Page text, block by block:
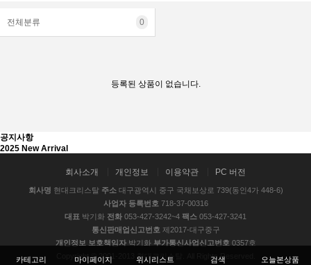
전체분류 0
등록된 상품이 없습니다.
카테고리 마이페이지 위시리스트 검색 오늘본상품
공지사항
2025 New Arrival
회사소개 개인정보 이용약관 PC 버전
회사명 현대크리스탈 주소대구광역시 중구 국채보상로 739(동인4가 448-6)
사업자 등록번호 718-37-00316
대표 박기화 전화 053-427-3242~4 팩스 053-427-3241
통신판매업신고번호 제2017-대구중구
개인정보 보호책임자박기화 부가통신사업신고번호 0357호
Copyright © 2001-2013 현대크리스탈. All Rights Reserved.